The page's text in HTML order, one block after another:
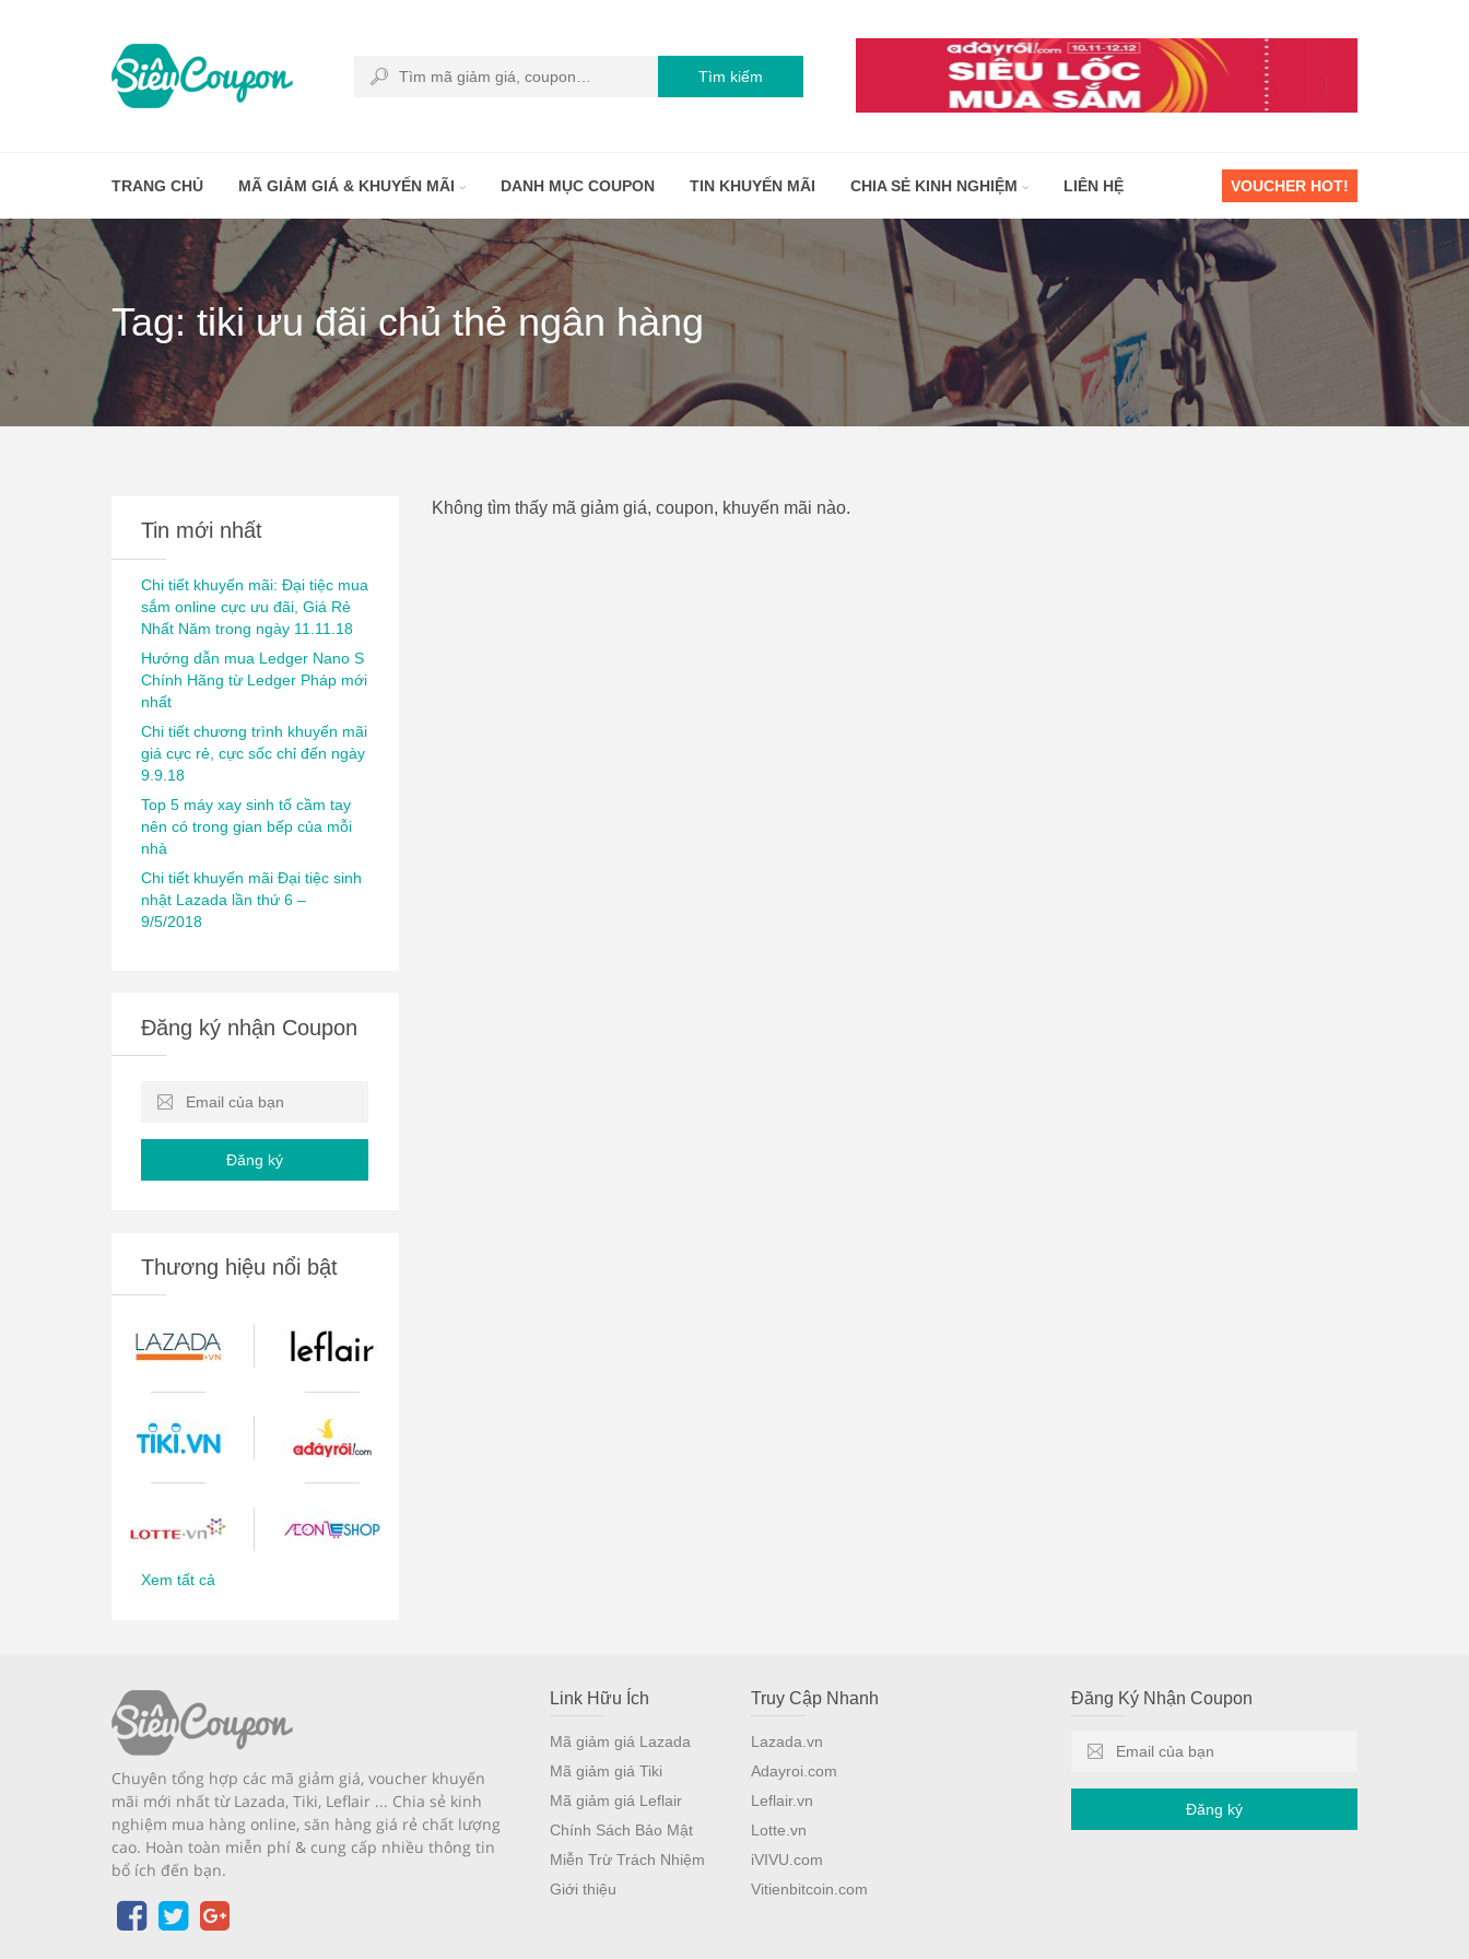
Tìm kiếm
TRANG CHỦ MÃ GIẢM GIÁ & KHUYẾN MÃI DANH MỤC COUPON TIN KHUYẾN MÃI CHIA SẺ KINH NGHIỆM LIÊN HỆ VOUCHER HOT!
Tag: tiki ưu đãi chủ thẻ ngân hàng
Tin mới nhất
Chi tiết khuyến mãi: Đại tiệc mua
sắm online cực ưu đãi, Giá Rẻ
Nhất Năm trong ngày 11.11.18
Hướng dẫn mua Ledger Nano S
Chính Hãng từ Ledger Pháp mới
nhất
Chi tiết chương trình khuyến mãi
giá cực rẻ, cực sốc chỉ đến ngày
9.9.18
Top 5 máy xay sinh tố cầm tay
nên có trong gian bếp của mỗi
nhà
Chi tiết khuyến mãi Đại tiệc sinh
nhật Lazada lần thứ 6 –
9/5/2018
Đăng ký nhận Coupon
Đăng ký
Thương hiệu nổi bật
Xem tất cả
Không tìm thấy mã giảm giá, coupon, khuyến mãi nào.
Chuyên tổng hợp các mã giảm giá, voucher khuyến
mãi mới nhất từ Lazada, Tiki, Leflair ... Chia sẻ kinh
nghiệm mua hàng online, săn hàng giá rẻ chất lượng
cao. Hoàn toàn miễn phí & cung cấp nhiều thông tin
bổ ích đến bạn.
Link Hữu Ích
Mã giảm giá Lazada
Mã giảm giá Tiki
Mã giảm giá Leflair
Chính Sách Bảo Mật
Miễn Trừ Trách Nhiệm
Giới thiệu
Truy Cập Nhanh
Lazada.vn
Adayroi.com
Leflair.vn
Lotte.vn
iVIVU.com
Vitienbitcoin.com
Đăng Ký Nhận Coupon
Đăng ký